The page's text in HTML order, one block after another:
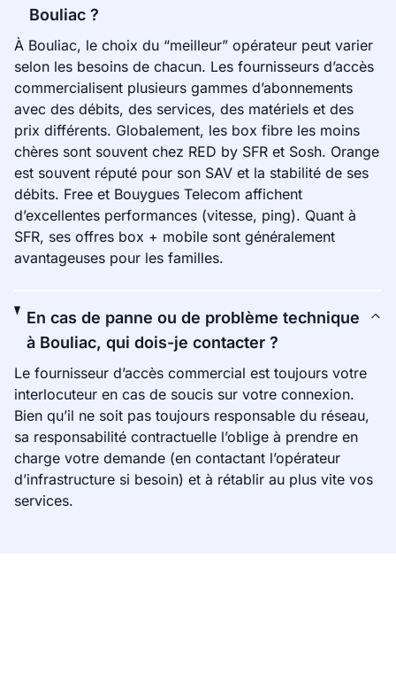
Bouliac ?
À Bouliac, le choix du “meilleur” opérateur peut varier
selon les besoins de chacun. Les fournisseurs d’accès
commercialisent plusieurs gammes d’abonnements
avec des débits, des services, des matériels et des
prix différents. Globalement, les box fibre les moins
chères sont souvent chez RED by SFR et Sosh. Orange
est souvent réputé pour son SAV et la stabilité de ses
débits. Free et Bouygues Telecom affichent
d’excellentes performances (vitesse, ping). Quant à
SFR, ses offres box + mobile sont généralement
avantageuses pour les familles.
En cas de panne ou de problème technique
à Bouliac, qui dois-je contacter ?
Le fournisseur d’accès commercial est toujours votre
interlocuteur en cas de soucis sur votre connexion.
Bien qu’il ne soit pas toujours responsable du réseau,
sa responsabilité contractuelle l’oblige à prendre en
charge votre demande (en contactant l’opérateur
d’infrastructure si besoin) et à rétablir au plus vite vos
services.